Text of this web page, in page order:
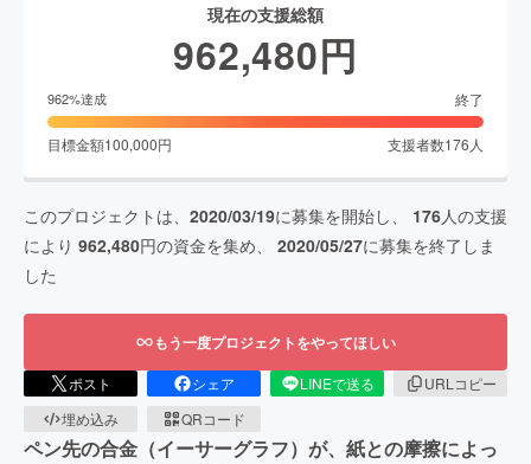
現在の支援総額
962,480円
962%達成 終了
目標金額100,000円 支援者数176 人
このプロジェクトは、 2020/03/19に募集を開始し、 176人の支援
により 962,480円の資金を集め、 2020/05/27に募集を終了しま
した
もう一度プロジェクトをやってほしい
ポスト シェア LINEで送る
URLコピー
埋め込み
QRコード
ペン先の合金（イーサーグラフ）が、紙との摩擦によっ